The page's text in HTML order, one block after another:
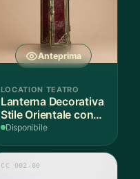
Anteprima
LOCATION TEATRO
Lanterna Decorativa
Stile Orientale con
Vetri Rossi
Disponibile
CC 002-00